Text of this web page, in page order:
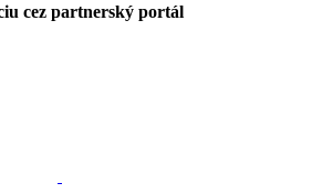
cez partnerský portál